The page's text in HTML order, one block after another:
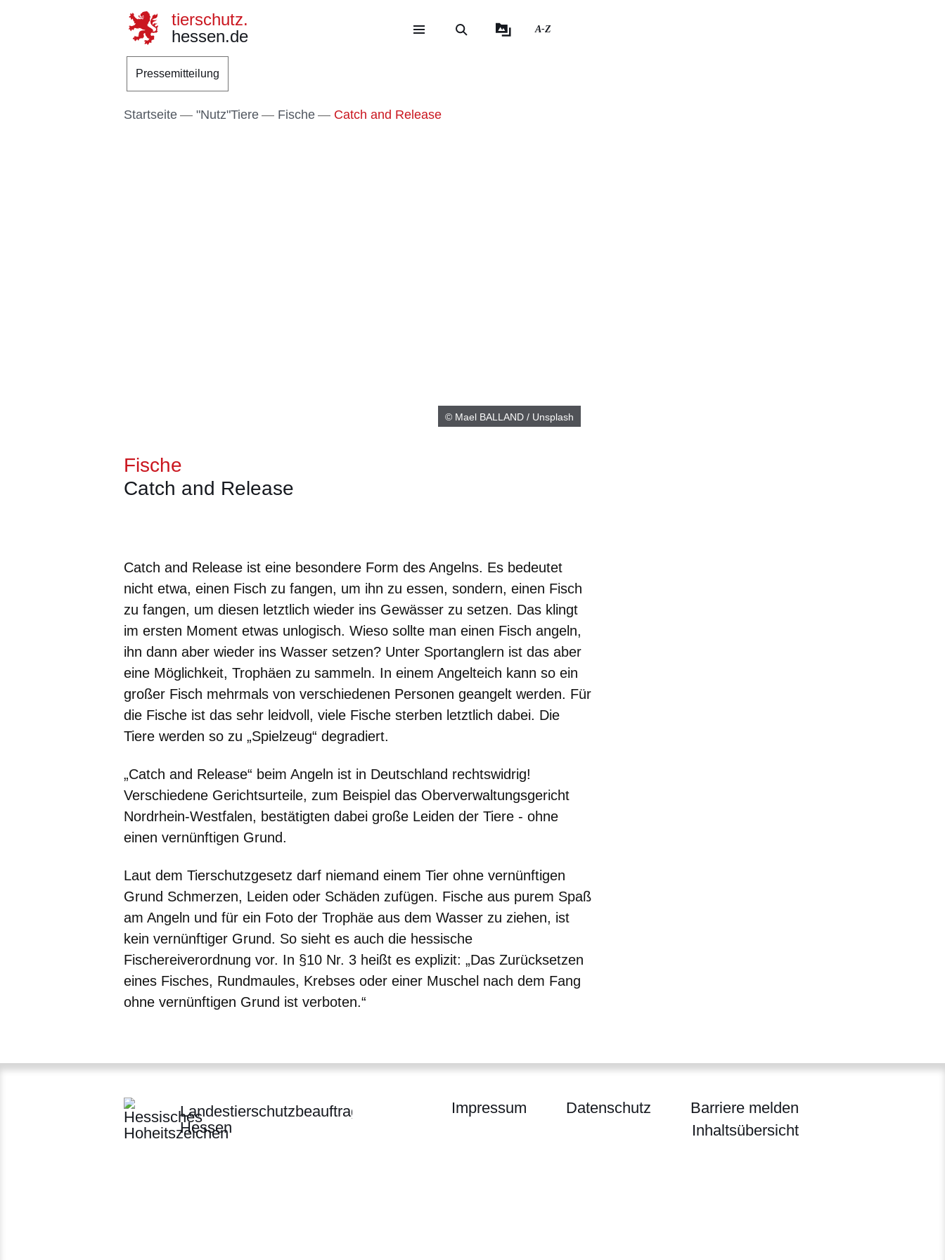
Direkt zum Kopf der Seite
Direkt zum Inhalt
Direkt zum Fuß der Seite
tierschutz.
hessen.de
A-Z
Pressemitteilung
Startseite "Nutz"Tiere Fische Catch and Release
© Mael BALLAND / Unsplash
Fische
Catch and Release
Catch and Release ist eine besondere Form des Angelns. Es bedeutet
nicht etwa, einen Fisch zu fangen, um ihn zu essen, sondern, einen Fisch
zu fangen, um diesen letztlich wieder ins Gewässer zu setzen. Das klingt
im ersten Moment etwas unlogisch. Wieso sollte man einen Fisch angeln,
ihn dann aber wieder ins Wasser setzen? Unter Sportanglern ist das aber
eine Möglichkeit, Trophäen zu sammeln. In einem Angelteich kann so ein
großer Fisch mehrmals von verschiedenen Personen geangelt werden. Für
die Fische ist das sehr leidvoll, viele Fische sterben letztlich dabei. Die
Tiere werden so zu „Spielzeug“ degradiert.
„Catch and Release“ beim Angeln ist in Deutschland rechtswidrig!
Verschiedene Gerichtsurteile, zum Beispiel das Oberverwaltungsgericht
Nordrhein-Westfalen, bestätigten dabei große Leiden der Tiere - ohne
einen vernünftigen Grund.
Laut dem Tierschutzgesetz darf niemand einem Tier ohne vernünftigen
Grund Schmerzen, Leiden oder Schäden zufügen. Fische aus purem Spaß
am Angeln und für ein Foto der Trophäe aus dem Wasser zu ziehen, ist
kein vernünftiger Grund. So sieht es auch die hessische
Fischereiverordnung vor. In §10 Nr. 3 heißt es explizit: „Das Zurücksetzen
eines Fisches, Rundmaules, Krebses oder einer Muschel nach dem Fang
ohne vernünftigen Grund ist verboten.“
Landestierschutzbeauftragte
Hessen
Impressum Datenschutz
Barriere melden
Inhaltsübersicht